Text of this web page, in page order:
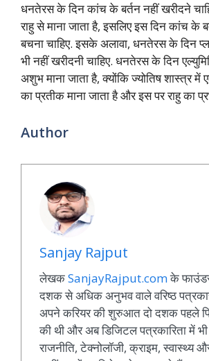
धनतेरस के दिन कांच के बर्तन नहीं खरीदने
राहु से माना जाता है, इसलिए इस दिन कांच के
बचना चाहिए. इसके अलावा, धनतेरस के दिन
भी नहीं खरीदनी चाहिए. धनतेरस के दिन
अशुभ माना जाता है, क्योंकि ज्योतिष शास्त्र में
का प्रतीक माना जाता है और इस पर राहु का
Author
Sanjay Rajput
लेखकSanjayRajput.comके
दशक से अधिक अनुभव वाले वरिष्ठ
अपने करियर की शुरुआत दो दशक पहले
की थी और अब डिजिटल पत्रकारिता में
राजनीति, टेक्नोलॉजी, क्राइम, स्वास्थ्य